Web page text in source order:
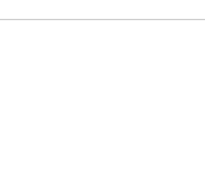
アプローチと共に、"毎日の